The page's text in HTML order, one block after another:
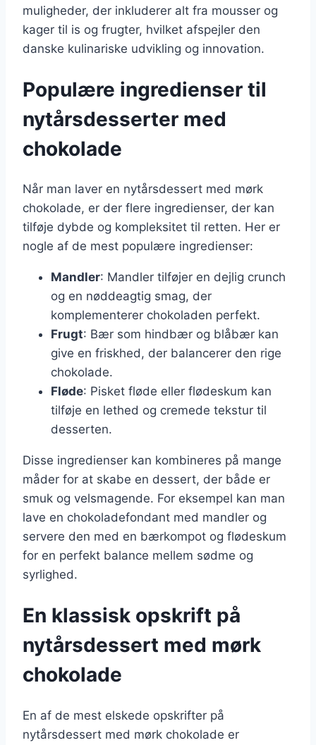
muligheder, der inkluderer alt fra mousser og
kager til is og frugter, hvilket afspejler den
danske kulinariske udvikling og innovation.
Populære ingredienser til
nytårsdesserter med
chokolade
Når man laver en nytårsdessert med mørk
chokolade, er der flere ingredienser, der kan
tilføje dybde og kompleksitet til retten. Her er
nogle af de mest populære ingredienser:
Mandler: Mandler tilføjer en dejlig crunch
og en nøddeagtig smag, der
komplementerer chokoladen perfekt.
Frugt: Bær som hindbær og blåbær kan
give en friskhed, der balancerer den rige
chokolade.
Fløde: Pisket fløde eller flødeskum kan
tilføje en lethed og cremede tekstur til
desserten.
Disse ingredienser kan kombineres på mange
måder for at skabe en dessert, der både er
smuk og velsmagende. For eksempel kan man
lave en chokoladefondant med mandler og
servere den med en bærkompot og flødeskum
for en perfekt balance mellem sødme og
syrlighed.
En klassisk opskrift på
nytårsdessert med mørk
chokolade
En af de mest elskede opskrifter på
nytårsdessert med mørk chokolade er